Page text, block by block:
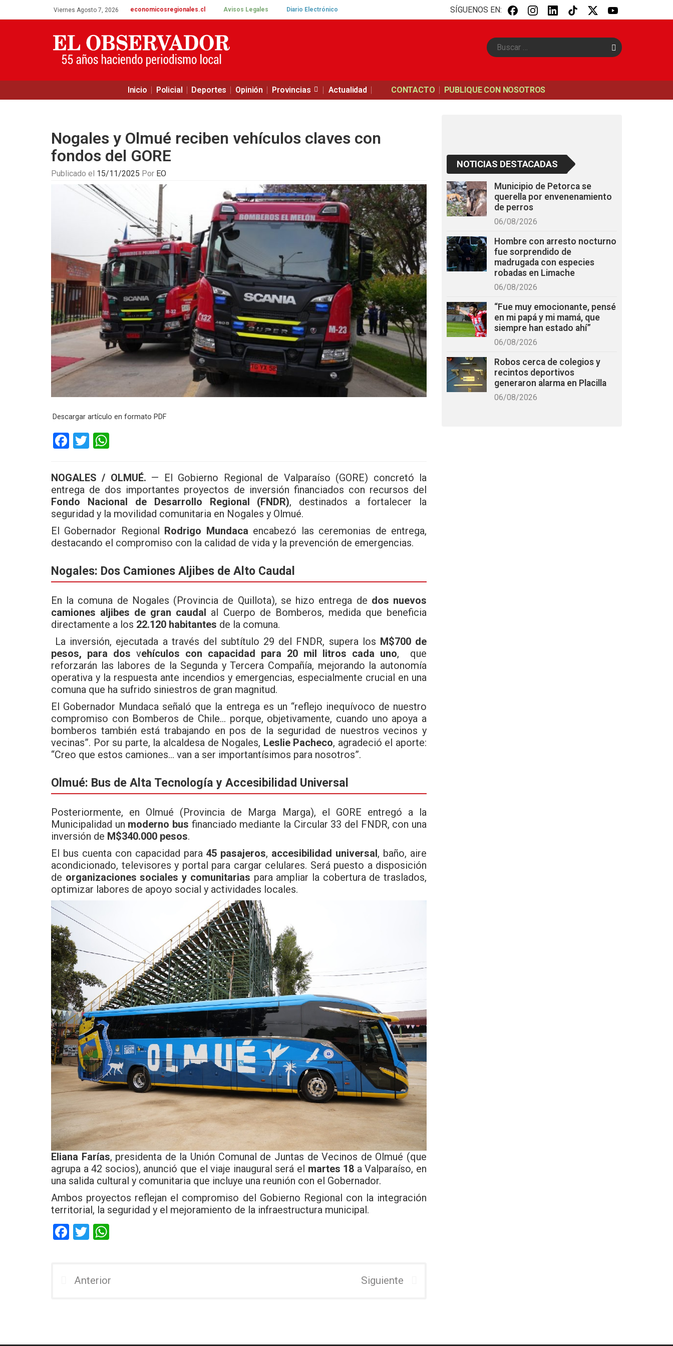
Viernes Agosto 7, 2026 economicosregionales.cl Avisos Legales Diario Electrónico SÍGUENOS EN:
B
u
Inicio Policial Deportes Opinión Provincias Actualidad CONTACTO PUBLIQUE CON NOSOTROS
Nogales y Olmué reciben vehículos claves con
fondos del GORE
Publicado el 15/11/2025 Por EO
Descargar artículo en formato PDF
F
ce
b
o
o
k
T
tt
er
at
s
A
p
p
NOGALES / OLMUÉ. — El Gobierno Regional de Valparaíso (GORE) concretó la
entrega de dos importantes proyectos de inversión financiados con recursos del
Fondo Nacional de Desarrollo Regional (FNDR), destinados a fortalecer la
seguridad y la movilidad comunitaria en Nogales y Olmué.
El Gobernador Regional Rodrigo Mundaca encabezó las ceremonias de entrega,
destacando el compromiso con la calidad de vida y la prevención de emergencias.
Nogales: Dos Camiones Aljibes de Alto Caudal
En la comuna de Nogales (Provincia de Quillota), se hizo entrega de dos nuevos
camiones aljibes de gran caudal al Cuerpo de Bomberos, medida que beneficia
directamente a los 22.120 habitantes de la comuna.
La inversión, ejecutada a través del subtítulo 29 del FNDR, supera los M$700 de
pesos, para dos vehículos con capacidad para 20 mil litros cada uno, que
reforzarán las labores de la Segunda y Tercera Compañía, mejorando la autonomía
operativa y la respuesta ante incendios y emergencias, especialmente crucial en una
comuna que ha sufrido siniestros de gran magnitud.
El Gobernador Mundaca señaló que la entrega es un “reflejo inequívoco de nuestro
compromiso con Bomberos de Chile… porque, objetivamente, cuando uno apoya a
bomberos también está trabajando en pos de la seguridad de nuestros vecinos y
vecinas”. Por su parte, la alcaldesa de Nogales, Leslie Pacheco, agradeció el aporte:
“Creo que estos camiones… van a ser importantísimos para nosotros”.
Olmué: Bus de Alta Tecnología y Accesibilidad Universal
Posteriormente, en Olmué (Provincia de Marga Marga), el GORE entregó a la
Municipalidad un moderno bus financiado mediante la Circular 33 del FNDR, con una
inversión de M$340.000 pesos.
El bus cuenta con capacidad para 45 pasajeros, accesibilidad universal, baño, aire
acondicionado, televisores y portal para cargar celulares. Será puesto a disposición
de organizaciones sociales y comunitarias para ampliar la cobertura de traslados,
optimizar labores de apoyo social y actividades locales.
Eliana Farías, presidenta de la Unión Comunal de Juntas de Vecinos de Olmué (que
agrupa a 42 socios), anunció que el viaje inaugural será el martes 18 a Valparaíso, en
una salida cultural y comunitaria que incluye una reunión con el Gobernador.
Ambos proyectos reflejan el compromiso del Gobierno Regional con la integración
territorial, la seguridad y el mejoramiento de la infraestructura municipal.
F
b
T
er s
Anterior Siguiente
NOTICIAS DESTACADAS
Municipio de Petorca se
querella por envenenamiento
de perros
06/08/2026
Hombre con arresto nocturno
fue sorprendido de
madrugada con especies
robadas en Limache
06/08/2026
“Fue muy emocionante, pensé
en mi papá y mi mamá, que
siempre han estado ahí”
06/08/2026
Robos cerca de colegios y
recintos deportivos
generaron alarma en Placilla
06/08/2026